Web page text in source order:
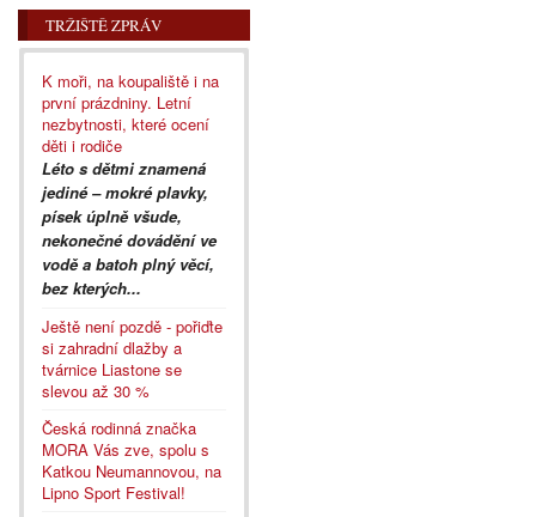
TRŽIŠTĚ ZPRÁV
K moři, na koupaliště i na
první prázdniny. Letní
nezbytnosti, které ocení
děti i rodiče
Léto s dětmi znamená
jediné – mokré plavky,
písek úplně všude,
nekonečné dovádění ve
vodě a batoh plný věcí,
bez kterých...
Ještě není pozdě - pořiďte
si zahradní dlažby a
tvárnice Liastone se
slevou až 30 %
Česká rodinná značka
MORA Vás zve, spolu s
Katkou Neumannovou, na
Lipno Sport Festival!